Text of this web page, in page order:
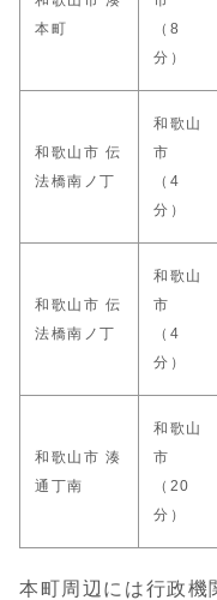
本町
（8
分）
和歌山市 伝
法橋南ノ丁
和歌山
市
（4
分）
和歌山市 伝
法橋南ノ丁
和歌山
市
（4
分）
和歌山市 湊
通丁南
和歌山
市
（20
分）
本町周辺には行政機